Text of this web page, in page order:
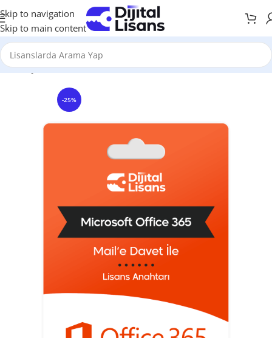
Skip to navigation
Skip to main content
Anasayfa Office Lisansları Office 365
-25%